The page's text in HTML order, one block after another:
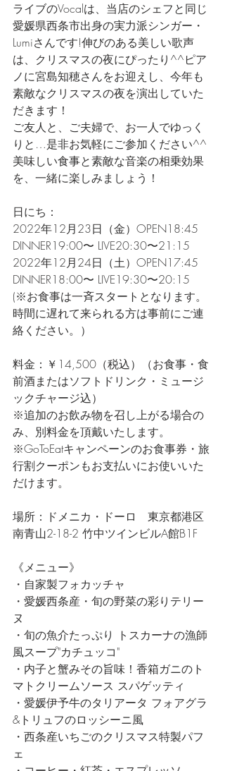
ライブのVocalは、当店のシェフと同じ
愛媛県西条市出身の実力派シンガー・
Lumiさんです!伸びのある美しい歌声
は、クリスマスの夜にぴったり^^ピア
ノに宮島知穂さんをお迎えし、今年も
素敵なクリスマスの夜を演出していた
だきます！
ご友人と、ご夫婦で、お一人でゆっく
りと…是非お気軽にご参加ください^^
美味しい食事と素敵な音楽の相乗効果
を、一緒に楽しみましょう！
日にち：
2022年12月23日（金）OPEN18:45
DINNER19:00〜 LIVE20:30〜21:15
2022年12月24日（土）OPEN17:45
DINNER18:00〜 LIVE19:30〜20:15
(※お食事は一斉スタートとなります。
時間に遅れて来られる方は事前にご連
絡ください。）
料金：￥14,500（税込）（お食事・食
前酒またはソフトドリンク・ミュージ
ックチャージ込）
※追加のお飲み物を召し上がる場合の
み、別料金を頂戴いたします。
※GoToEatキャンペーンのお食事券・旅
行割クーポンもお支払いにお使いいた
だけます。
場所：ドメニカ・ドーロ　東京都港区
南青山2-18-2 竹中ツインビルA館B1F
《メニュー》
・自家製フォカッチャ
・愛媛西条産・旬の野菜の彩りテリー
ヌ
・旬の魚介たっぷり トスカーナの漁師
風スープ"カチュッコ"
・内子と蟹みその旨味！香箱ガニのト
マトクリームソース スパゲッティ
・愛媛伊予牛のタリアータ フォアグラ
&トリュフのロッシーニ風
・西条産いちごのクリスマス特製パフ
ェ